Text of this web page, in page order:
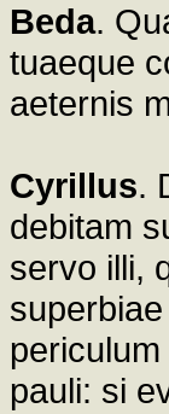
Beda.
tuaeque
aeternis
Cyrillus.
debitam
servo illi,
pauli: si